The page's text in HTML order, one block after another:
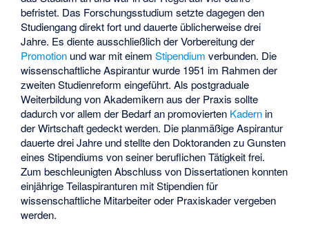
befristet. Das Forschungsstudium setzte dagegen den
Studiengang direkt fort und dauerte üblicherweise drei
Jahre. Es diente ausschließlich der Vorbereitung der
Promotion und war mit einemStipendium verbunden. Die
wissenschaftliche Aspirantur wurde 1951 im Rahmen der
zweiten Studienreform eingeführt. Als postgraduale
Weiterbildung von Akademikern aus der Praxis sollte
dadurch vor allem der Bedarf an promovierten Kadern in
der Wirtschaft gedeckt werden. Die planmäßige Aspirantur
dauerte drei Jahre und stellte den Doktoranden zu Gunsten
eines Stipendiums von seiner beruflichen Tätigkeit frei.
Zum beschleunigten Abschluss von Dissertationen konnten
einjährige Teilaspiranturen mit Stipendien für
wissenschaftliche Mitarbeiter oder Praxiskader vergeben
werden.